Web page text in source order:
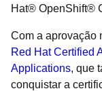
Hat® OpenShift®
Com a aprovação
Red Hat Certified
Applications, que
conquistar a